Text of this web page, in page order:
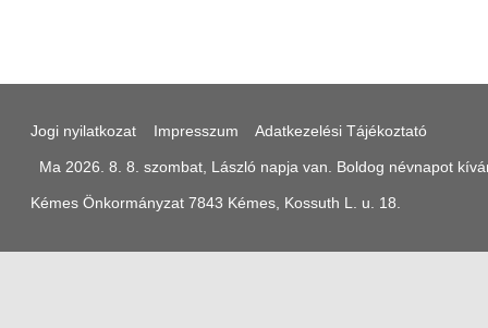
Jogi nyilatkozat Impresszum Adatkezelési Tájékoztató
Ma 2026. 8. 8. szombat, László napja van. Boldog névnapot
Kémes Önkormányzat 7843 Kémes, Kossuth L. u. 18.